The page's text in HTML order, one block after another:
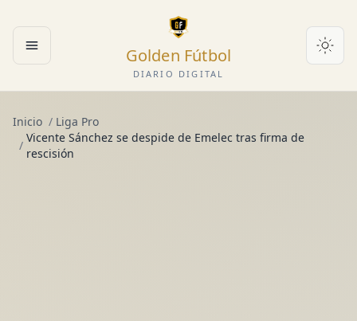
Abrir menú Golden Fútbol
DIARIO DIGITAL
Inicio / Liga Pro
/
Vicente Sánchez se despide de Emelec tras firma de
rescisión